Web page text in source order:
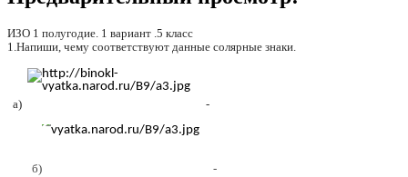
ИЗО 1 полугодие. 1 вариант .5 класс
1.Напиши, чему соответствуют данные солярные знаки.
а) -
б)
-